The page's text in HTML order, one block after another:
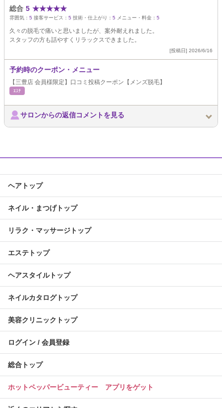
総合 5 ★★★★★
雰囲気： 5 接客サービス： 5 技術・仕上がり： 5 メニュー・料金： 5
久々の脱毛で痛いと思いましたが、案外耐えれました。
スタッフの方も話やすくリラックスできました。
[投稿日] 2026/6/16
予約時のクーポン・メニュー
【三豊店 会員様限定】口コミ投稿クーポン【メンズ脱毛】
ｴｽﾃ
サロンからの返信コメントを見る
ヘアトップ
ネイル・まつげトップ
リラク・マッサージトップ
エステトップ
ヘアスタイルトップ
ネイルカタログトップ
美容クリニックトップ
ログイン / 会員登録
総合トップ
ホットペッパービューティー アプリをゲット